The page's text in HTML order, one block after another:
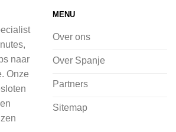
op het strand,
of avontuur zoekt
begint de voorpret al
vliegtuig instapt, door
te doen over dit zonnige
naar
Onze
MENU
Over ons
Over Spanje
Partners
Sitemap